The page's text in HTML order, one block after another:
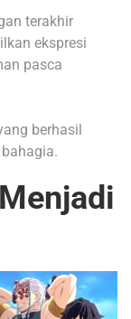
terakhir
ekspresi
pasca
berhasil